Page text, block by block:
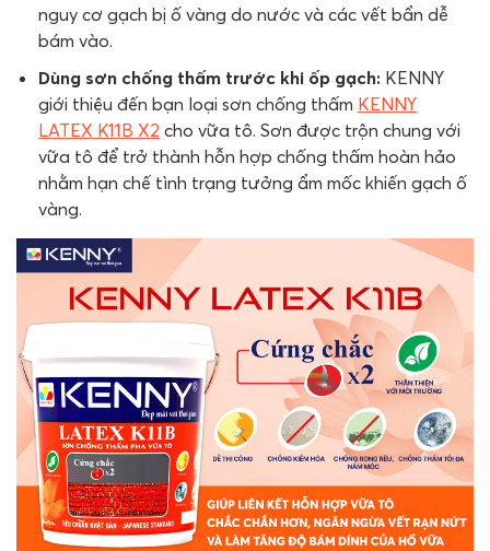
nguy cơ gạch bị ố vàng do nước và các vết bẩn dễ
bám vào.
Dùng sơn chống thấm trước khi ốp gạch: KENNY
giới thiệu đến bạn loại sơn chống thấm KENNY
LATEX K11B X2 cho vữa tô. Sơn được trộn chung với
vữa tô để trở thành hỗn hợp chống thấm hoàn hảo
nhằm hạn chế tình trạng tưởng ẩm mốc khiến gạch ố
vàng.